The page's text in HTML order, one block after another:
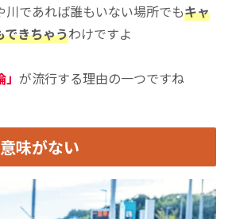
であれば誰もいない場所でもキャ
できちゃうわけですよ
が流行する理由の一つですね
味がない